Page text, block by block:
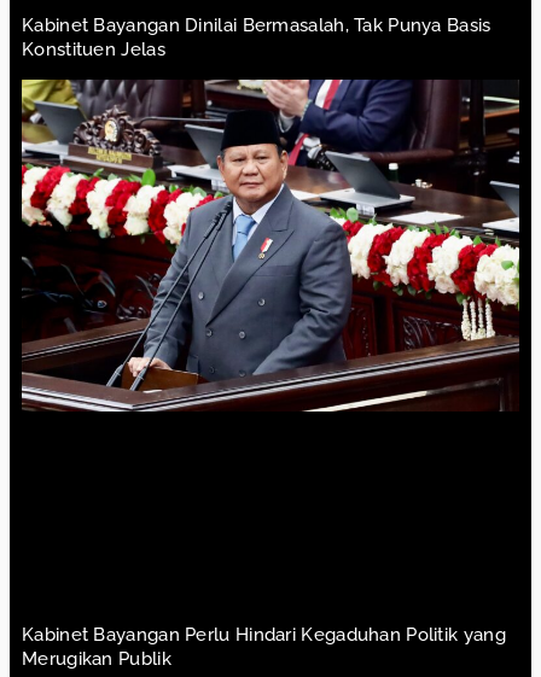
Kabinet Bayangan Dinilai Bermasalah, Tak Punya Basis
Konstituen Jelas
Kabinet Bayangan Perlu Hindari Kegaduhan Politik yang
Merugikan Publik